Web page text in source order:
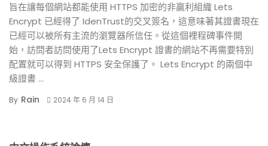
旨在讓每個網站都能使用 HTTPS 加密的非贏利組織 Lets
Encrypt 已經得了 IdenTrust的交叉簽名，這意味著其證書現在
已經可以被所有主流的瀏覽器所信任。從這個裡程碑事件開
始，訪問者訪問使用了Lets Encrypt 證書的網站不再需要特別
配置就可以得到 HTTPS 安全保護了。 Lets Encrypt 的兩個中
級證書 ...
By Rain 2024 年 6 月 14 日